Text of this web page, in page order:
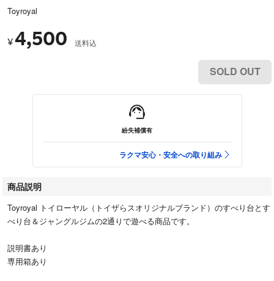
Toyroyal
¥4,500 送料込
SOLD OUT
紛失補償有
ラクマ安心・安全への取り組み
商品説明
Toyroyal トイローヤル（トイザらスオリジナルブランド）のすべり台とす
べり台＆ジャングルジムの2通りで遊べる商品です。
説明書あり
専用箱あり